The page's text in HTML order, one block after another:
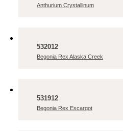
Anthurium Crystallinum
532012
Begonia Rex Alaska Creek
531912
Begonia Rex Escargot